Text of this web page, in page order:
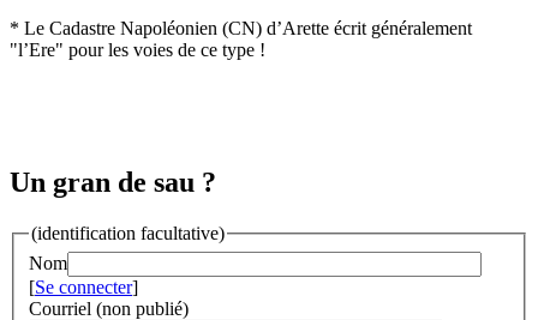
* Le Cadastre Napoléonien (CN) d’Arette écrit généralement
"l’Ere" pour les voies de ce type !
Un gran de sau ?
(identification facultative)
Nom
[Se connecter]
Courriel (non publié)